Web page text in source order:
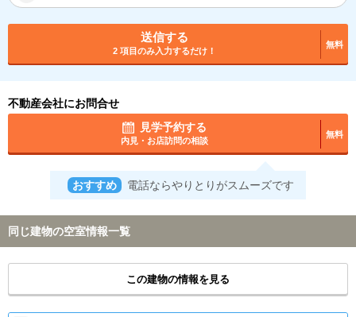
送信する
2 項目のみ入力するだけ！
無料
不動産会社にお問合せ
見学予約する
内見・お店訪問の相談
無料
おすすめ 電話ならやりとりがスムーズです
同じ建物の空室情報一覧
この建物の情報を見る